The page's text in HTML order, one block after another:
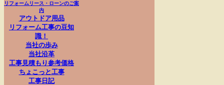
リフォームリース・ローンのご案
内
アウトドア用品
リフォーム工事の豆知
識！
当社の歩み
当社沿革
工事見積もり参考価格
ちょこっと工事
工事日記